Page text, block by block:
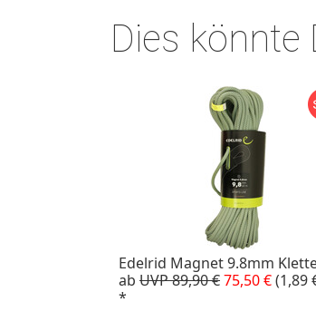
Dies könnte
Edelrid Magnet 9.8mm
ab UVP 89,90 €75,50 €(1,89
*